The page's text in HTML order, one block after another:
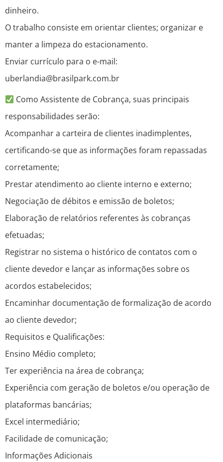
dinheiro.
O trabalho consiste em orientar clientes; organizar e
manter a limpeza do estacionamento.
Enviar currículo para o e-mail:
uberlandia@brasilpark.com.br
Como Assistente de Cobrança, suas principais
responsabilidades serão:
Acompanhar a carteira de clientes inadimplentes,
certificando-se que as informações foram repassadas
corretamente;
Prestar atendimento ao cliente interno e externo;
Negociação de débitos e emissão de boletos;
Elaboração de relatórios referentes às cobranças
efetuadas;
Registrar no sistema o histórico de contatos com o
cliente devedor e lançar as informações sobre os
acordos estabelecidos;
Encaminhar documentação de formalização de acordo
ao cliente devedor;
Requisitos e Qualificações:
Ensino Médio completo;
Ter experiência na área de cobrança;
Experiência com geração de boletos e/ou operação de
plataformas bancárias;
Excel intermediário;
Facilidade de comunicação;
Informações Adicionais